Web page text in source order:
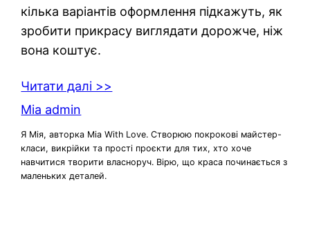
кілька варіантів оформлення підкажуть, як
зробити прикрасу виглядати дорожче, ніж
вона коштує.
Читати далі >>
Mia admin
Я Мія, авторка Mia With Love. Створюю покрокові майстер-
класи, викрійки та прості проєкти для тих, хто хоче
навчитися творити власноруч. Вірю, що краса починається з
маленьких деталей.